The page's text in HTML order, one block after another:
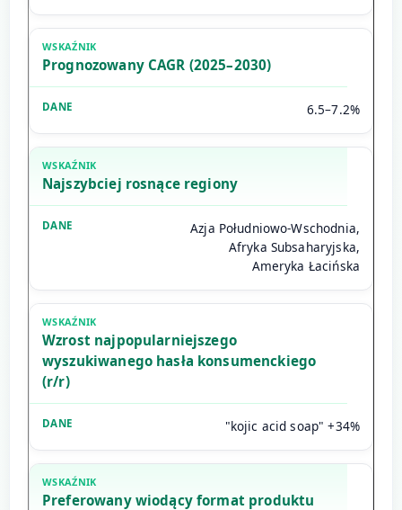
Prognozowany CAGR (2025–2030)
6.5–7.2%
Najszybciej rosnące regiony
Azja Południowo-Wschodnia,
Afryka Subsaharyjska,
Ameryka Łacińska
Wzrost najpopularniejszego
wyszukiwanego hasła konsumenckiego
(r/r)
"kojic acid soap" +34%
Preferowany wiodący format produktu